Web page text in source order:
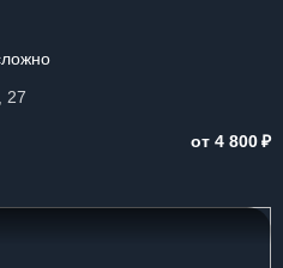
27
от 4 800₽